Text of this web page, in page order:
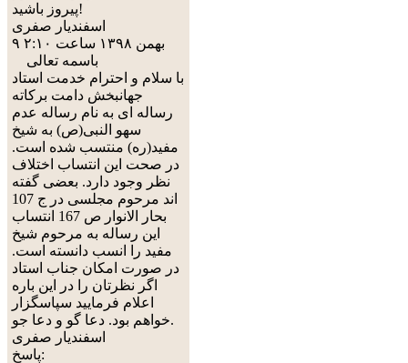
پیروز باشید!
اسفندیار صفری
۹ بهمن ۱۳۹۸ ساعت ۲:۱۰
باسمه تعالی
با سلام و احترام خدمت استاد
جهانبخش دامت برکاته
رساله ای به نام رساله عدم
سهو النبی(ص) به شیخ
مفید(ره) منتسب شده است.
در صحت این انتساب اختلاف
نظر وجود دارد. بعضی گفته
اند مرحوم مجلسی در ج 107
بحار الانوار ص 167 انتساب
این رساله به مرحوم شیخ
مفید را انسب دانسته است.
در صورت امکان جناب استاد
اگر نظرتان را در این باره
اعلام فرمایید سپاسگزار
خواهم بود. دعا گو و دعا جو.
اسفندیار صفری
پاسخ: